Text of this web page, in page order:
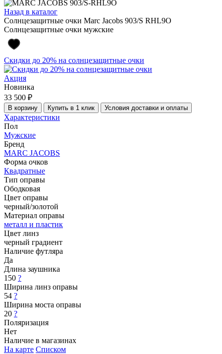
Назад в каталог
Солнцезащитные очки Marc Jacobs 903/S RHL9O
Солнцезащитные очки мужские
Скидки до 20% на солнцезащитные очки
Акция
Новинка
33 500 ₽
В корзину Купить в 1 клик Условия доставки и оплаты
Характеристики
Пол
Мужские
Бренд
MARC JACOBS
Форма очков
Квадратные
Тип оправы
Ободковая
Цвет оправы
черный/золотой
Материал оправы
металл и пластик
Цвет линз
черный градиент
Наличие футляра
Да
Длина заушника
150 ?
Ширина линз оправы
54 ?
Ширина моста оправы
20 ?
Поляризация
Нет
Наличие в магазинах
На карте Списком